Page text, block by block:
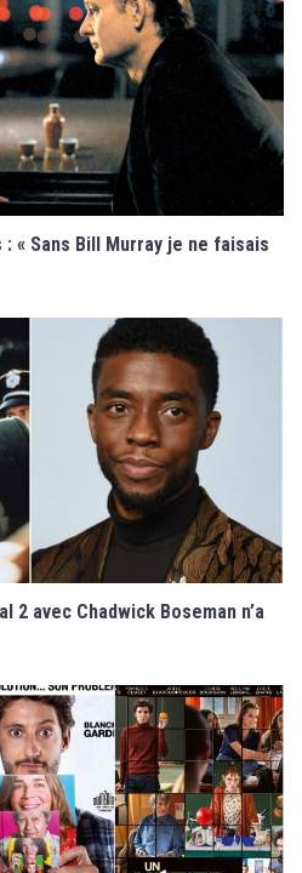
« Sans Bill Murray je ne faisais
2 avec Chadwick Boseman n’a